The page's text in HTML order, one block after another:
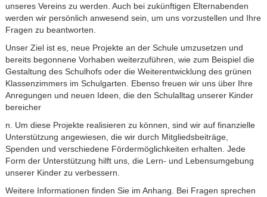
unseres Vereins zu werden. Auch bei zukünftigen Elternabenden
werden wir persönlich anwesend sein, um uns vorzustellen und Ihre
Fragen zu beantworten.
Unser Ziel ist es, neue Projekte an der Schule umzusetzen und
bereits begonnene Vorhaben weiterzuführen, wie zum Beispiel die
Gestaltung des Schulhofs oder die Weiterentwicklung des grünen
Klassenzimmers im Schulgarten. Ebenso freuen wir uns über Ihre
Anregungen und neuen Ideen, die den Schulalltag unserer Kinder
bereicher
n. Um diese Projekte realisieren zu können, sind wir auf finanzielle
Unterstützung angewiesen, die wir durch Mitgliedsbeiträge,
Spenden und verschiedene Fördermöglichkeiten erhalten. Jede
Form der Unterstützung hilft uns, die Lern- und Lebensumgebung
unserer Kinder zu verbessern.
Weitere Informationen finden Sie im Anhang. Bei Fragen sprechen